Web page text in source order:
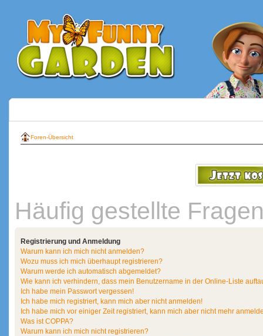
Foren-Übersicht
Häufig gestellte
Registrierung und Anmeldung
Warum kann ich mich nicht anmelden?
Wozu muss ich mich überhaupt registrieren?
Warum werde ich automatisch abgemeldet?
Wie kann ich verhindern, dass mein Benutzername in der Online-Liste
Ich habe mein Passwort vergessen!
Ich habe mich registriert, kann mich aber nicht anmelden!
Ich habe mich vor einiger Zeit registriert, kann mich aber nicht mehr
Was ist COPPA?
Warum kann ich mich nicht registrieren?